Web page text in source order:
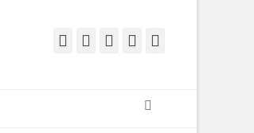
Facebook
Twitter
Feed YouTube